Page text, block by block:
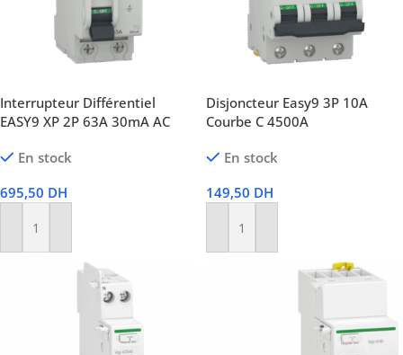
Interrupteur Différentiel
EASY9 XP 2P 63A 30mA AC
En stock
695,50 DH
Ajouter Au Panier
Disjoncteur Easy9 3P 10A
Courbe C 4500A
En stock
149,50 DH
Ajouter Au Panier